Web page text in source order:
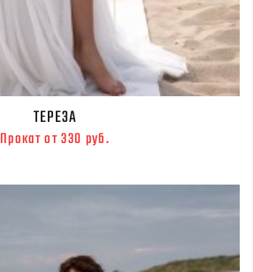
ТЕРЕЗА
Прокат от 330 руб.